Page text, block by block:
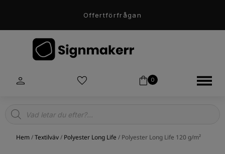
Offertförfrågan
0
Products
search
Hem/Textilväv/ Polyester Long Life / Polyester Long Life 120 g/m²